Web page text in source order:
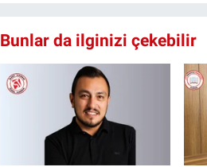
Bunlar da ilginizi çekebilir